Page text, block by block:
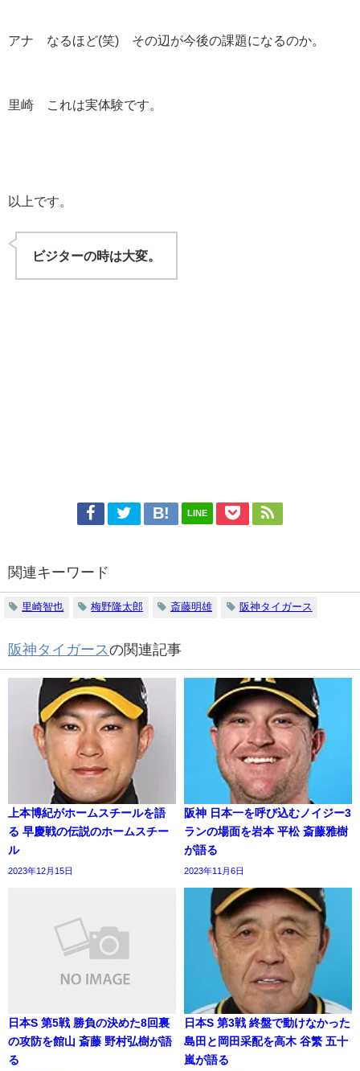
アナ なるほど(笑) その辺が今後の課題になるのか。
里崎 これは実体験です。
以上です。
ビジターの時は大変。
LINE
関連キーワード
里崎智也 梅野隆太郎 斎藤明雄 阪神タイガース
阪神タイガースの関連記事
上本博紀がホームスチールを語
る 早慶戦の伝説のホームスチー
ル
2023年12月15日
阪神 日本一を呼び込むノイジー3
ランの場面を岩本 平松 斎藤雅樹
が語る
2023年11月6日
日本S 第5戦 勝負の決めた8回裏
の攻防を館山 斎藤 野村弘樹が語
る
日本S 第3戦 終盤で動けなかった
島田と岡田采配を高木 谷繁 五十
嵐が語る